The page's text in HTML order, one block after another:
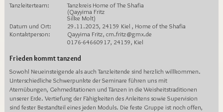
Tanzleiterteam:
Tanzkreis Home of The Shafia
(Qayyima Fritz
Silke Molt)
Datum und Ort:
29.11.2025, 24159 Kiel , Home of the Shafia
Kontaktperson:
Qayyima Fritz, cm.fritz@gmx.de
0176-64660917, 24159, Kiel
Frieden kommt tanzend
Sowohl Neueinsteigende als auch Tanzleitende sind herzlich willkommen.
Unterschiedliche Schwerpunkte der Seminare führen uns mit
Atemübungen, Gehmeditationen und Tänzen in die Weisheitstraditionen
unserer Erde. Vertiefung der Fähigkeiten des Anleitens sowie Supervision
sind fester Bestandteil eines jeden Moduls. Die feste Gruppe ist noch offen,